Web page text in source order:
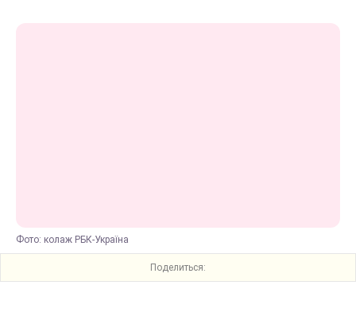
Фото: колаж РБК-Україна
Поделиться: